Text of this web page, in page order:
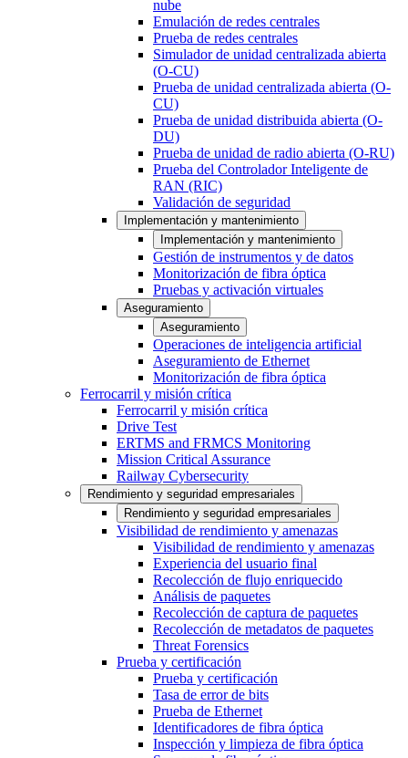
nube
Emulación de redes centrales
Prueba de redes centrales
Simulador de unidad centralizada abierta
(O-CU)
Prueba de unidad centralizada abierta (O-
CU)
Prueba de unidad distribuida abierta (O-
DU)
Prueba de unidad de radio abierta (O-RU)
Prueba del Controlador Inteligente de
RAN (RIC)
Validación de seguridad
Implementación y mantenimiento
Implementación y mantenimiento
Gestión de instrumentos y de datos
Monitorización de fibra óptica
Pruebas y activación virtuales
Aseguramiento
Aseguramiento
Operaciones de inteligencia artificial
Aseguramiento de Ethernet
Monitorización de fibra óptica
Ferrocarril y misión crítica
Ferrocarril y misión crítica
Drive Test
ERTMS and FRMCS Monitoring
Mission Critical Assurance
Railway Cybersecurity
Rendimiento y seguridad empresariales
Rendimiento y seguridad empresariales
Visibilidad de rendimiento y amenazas
Visibilidad de rendimiento y amenazas
Experiencia del usuario final
Recolección de flujo enriquecido
Análisis de paquetes
Recolección de captura de paquetes
Recolección de metadatos de paquetes
Threat Forensics
Prueba y certificación
Prueba y certificación
Tasa de error de bits
Prueba de Ethernet
Identificadores de fibra óptica
Inspección y limpieza de fibra óptica